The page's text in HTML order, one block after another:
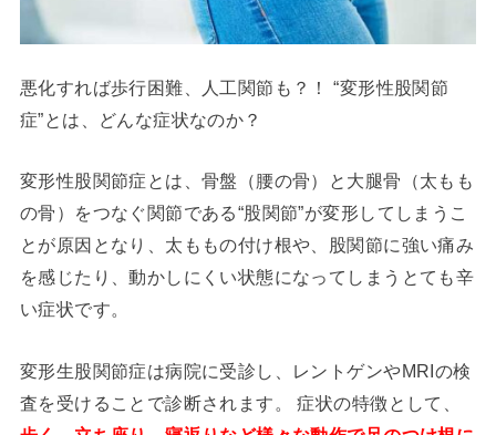
悪化すれば歩行困難、人工関節も？！ “変形性股関節
症”とは、どんな症状なのか？
変形性股関節症とは、骨盤（腰の骨）と大腿骨（太もも
の骨）をつなぐ関節である“股関節”が変形してしまうこ
とが原因となり、太ももの付け根や、股関節に強い痛み
を感じたり、動かしにくい状態になってしまうとても辛
い症状です。
変形生股関節症は病院に受診し、レントゲンやMRIの検
査を受けることで診断されます。 症状の特徴として、